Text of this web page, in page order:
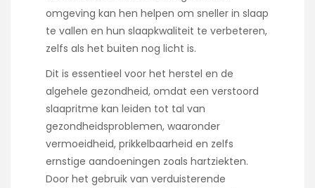
omgeving kan hen helpen om sneller in slaap
te vallen en hun slaapkwaliteit te verbeteren,
zelfs als het buiten nog licht is.
Dit is essentieel voor het herstel en de
algehele gezondheid, omdat een verstoord
slaapritme kan leiden tot tal van
gezondheidsproblemen, waaronder
vermoeidheid, prikkelbaarheid en zelfs
ernstige aandoeningen zoals hartziekten.
Door het gebruik van verduisterende